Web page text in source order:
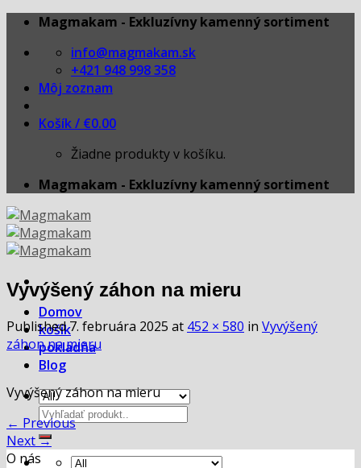
Skip
content
Magmakam - Exkluzívny kamenný sortiment
info@magmakam.sk
+421 948 998 358
Môj zoznam
Košík / €0.00
Žiadne produkty v košíku.
Magmakam - Exkluzívny kamenný sortiment
Domov
košík
pokladňa
Blog
Hľadať:
Vyvýšený záhon na mieru
Published7. februára 2025 at 452 × 580 in Vyvýšený
záhon na mieru
Vyvýšený záhon na mieru
← Previous
Next→
O nás